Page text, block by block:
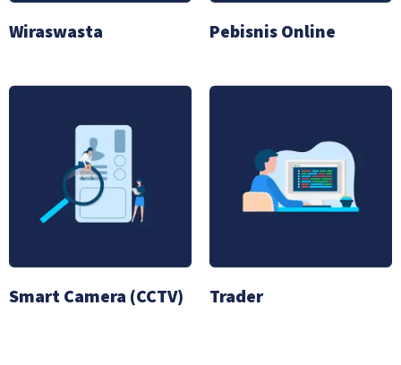
Wiraswasta Pebisnis Online
Smart Camera (CCTV) Trader